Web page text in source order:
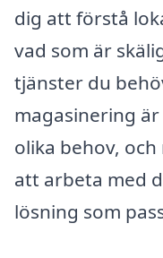
dig att förstå
vad som är
tjänster du
magasinering
olika behov,
att arbeta med
lösning som